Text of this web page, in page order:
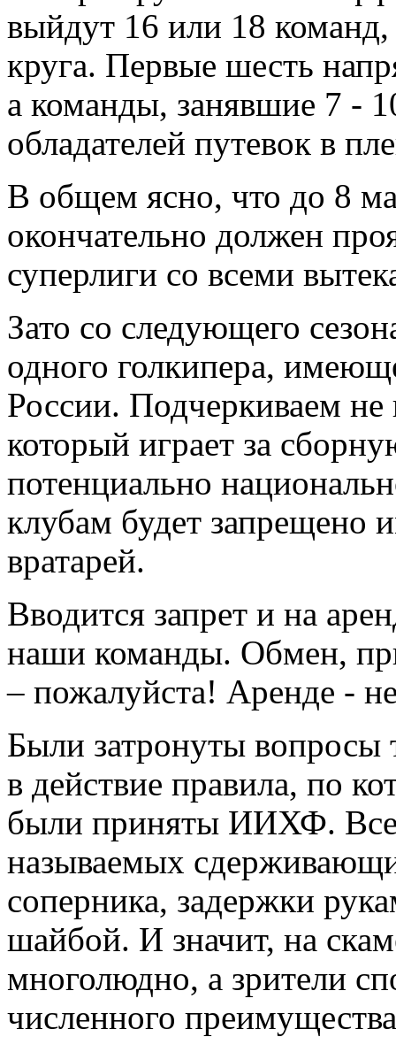
выйдут 16 или 18
круга. Первые шесть
а команды, занявшие 7 -
обладателей путевок в
В общем ясно, что до 8
окончательно должен
суперлиги со всеми
Зато со следующего
одного голкипера,
России. Подчеркиваем не
который играет за
потенциально
клубам будет запрещено
вратарей.
Вводится запрет и на
наши команды. Обмен,
– пожалуйста! Аренде -
Были затронуты вопросы
в действие правила, по
были приняты ИИХФ. Все
называемых
соперника, задержки
шайбой. И значит, на
многолюдно, а зрители
численного